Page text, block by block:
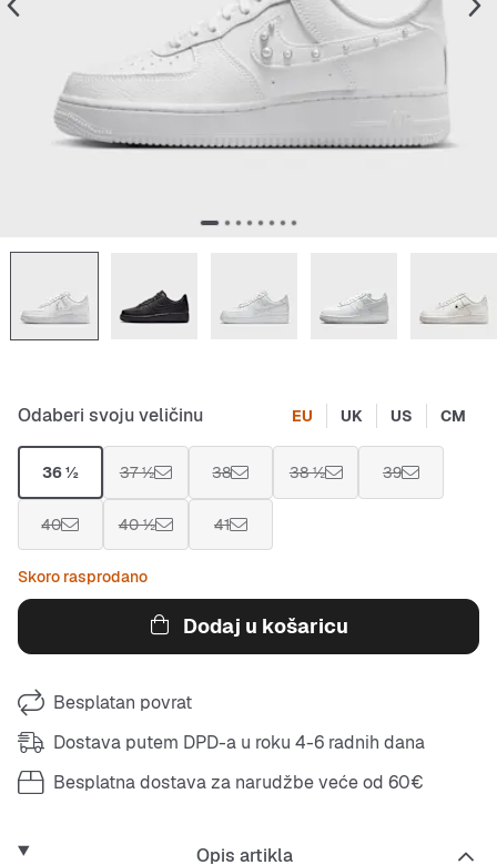
Odaberi svoju veličinu EU UK US CM
36 ½ 37 ½ 38 38 ½ 39
40 40 ½ 41
Skoro rasprodano
Dodaj u košaricu
Besplatan povrat
Dostava putem DPD-a u roku 4-6 radnih dana
Besplatna dostava za narudžbe veće od 60€
Opis artikla